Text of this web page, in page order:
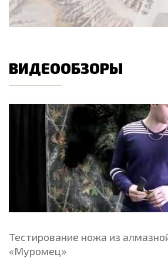
ВИДЕООБЗОРЫ
Тестирование ножа из
«Муромец»